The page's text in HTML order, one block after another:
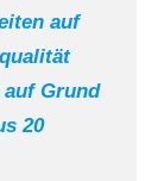
auf
Grund
20